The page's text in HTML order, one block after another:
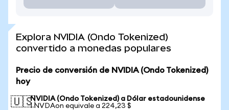
Explora NVIDIA (Ondo Tokenized)
convertido a monedas populares
Precio de conversión de NVIDIA (Ondo Tokenized)
hoy
🇺🇸NVIDIA (Ondo Tokenized) a Dólar estadounidense
1 NVDAon equivale a 224,23 $